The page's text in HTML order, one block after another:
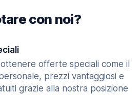
con noi?
ottenere offerte speciali come il
prezzi vantaggiosi e
grazie alla nostra posizione